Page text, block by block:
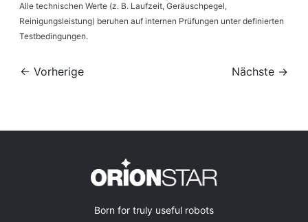
Alle technischen Werte (z. B. Laufzeit, Geräuschpegel,
Reinigungsleistung) beruhen auf internen Prüfungen unter definierten
Testbedingungen.
← Vorherige Nächste →
Born for truly useful robots